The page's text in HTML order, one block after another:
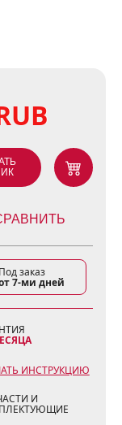
Под заказ
7-ми дней
ИНСТРУКЦИЮ
И